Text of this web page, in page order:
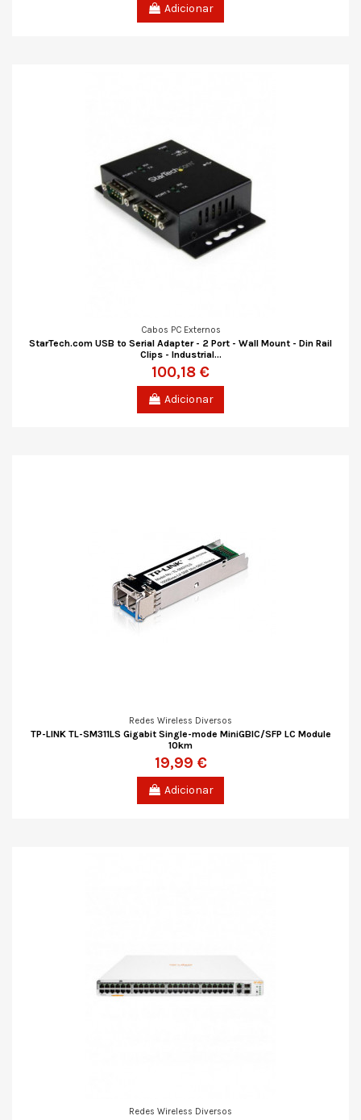
Adicionar
Cabos PC Externos
StarTech.com USB to Serial Adapter - 2 Port - Wall Mount - Din Rail
Clips - Industrial...
100,18 €
Adicionar
Redes Wireless Diversos
TP-LINK TL-SM311LS Gigabit Single-mode MiniGBIC/SFP LC Module
10km
19,99 €
Adicionar
Redes Wireless Diversos